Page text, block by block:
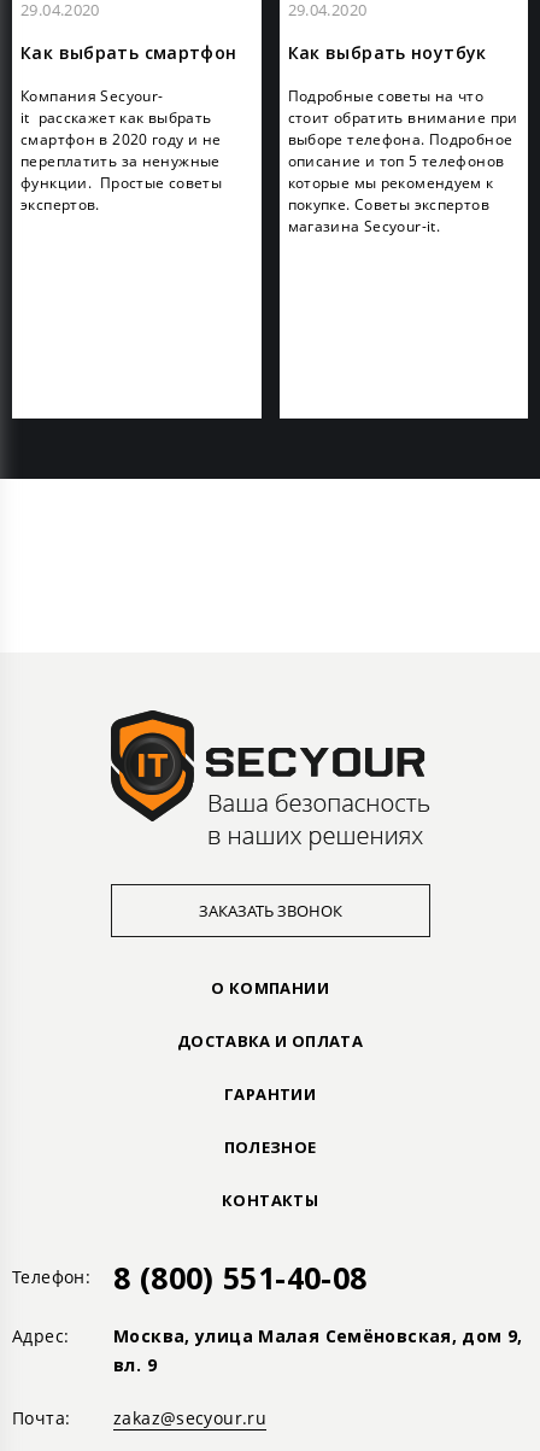
29.04.2020
Как выбрать смартфон
Компания Secyour-
it расскажет как выбрать
смартфон в 2020 году и не
переплатить за ненужные
функции. Простые советы
экспертов.
29.04.2020
Как выбрать ноутбук
Подробные советы на что
стоит обратить внимание при
выборе телефона. Подробное
описание и топ 5 телефонов
которые мы рекомендуем к
покупке. Советы экспертов
магазина Secyour-it.
Телефон: 8 (800) 551-40-08
Адрес:
Москва, улица Малая Семёновская, дом 9,
вл. 9
Почта: zakaz@secyour.ru
ЗАКАЗАТЬ ЗВОНОК
О КОМПАНИИ
ДОСТАВКА И ОПЛАТА
ГАРАНТИИ
ПОЛЕЗНОЕ
КОНТАКТЫ